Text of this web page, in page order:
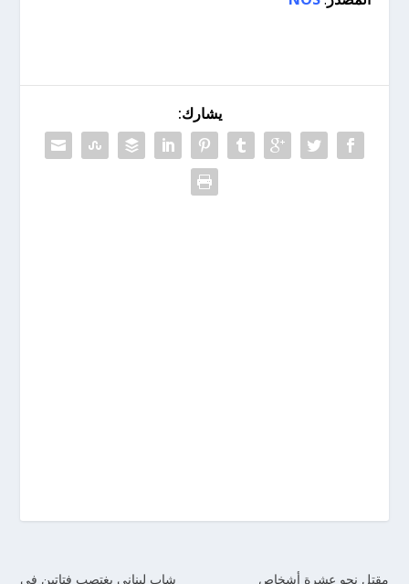
يشارك:
شاب لبناني يغتصب فتاتين في
مقتل نحو عشرة أشخاص